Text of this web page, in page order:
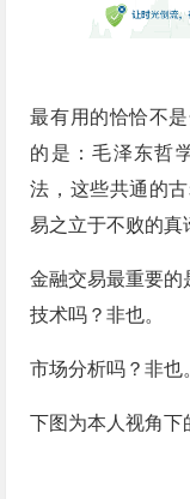
最有用的恰恰不
的是：毛泽东哲
法，这些共通的
易之立于不败的真
金融交易最重要的
技术吗？非也。
市场分析吗？非也
下图为本人视角